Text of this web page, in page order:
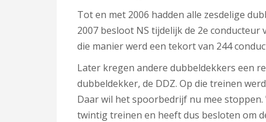
Tot en met 2006 hadden alle zesdelige
2007 besloot NS tijdelijk de 2e conducteur
die manier werd een tekort van 244
Later kregen andere dubbeldekkers een
dubbeldekker, de DDZ. Op die treinen
Daar wil het spoorbedrijf nu mee
twintig treinen en heeft dus besloten om